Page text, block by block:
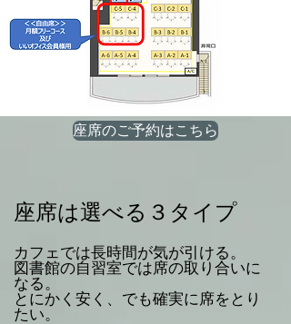
座席のご予約はこちら
座席は選べる３タイプ
カフェでは長時間が気が引ける。
図書館の自習室では席の取り合いに
なる。
とにかく安く、でも確実に席をとり
たい。